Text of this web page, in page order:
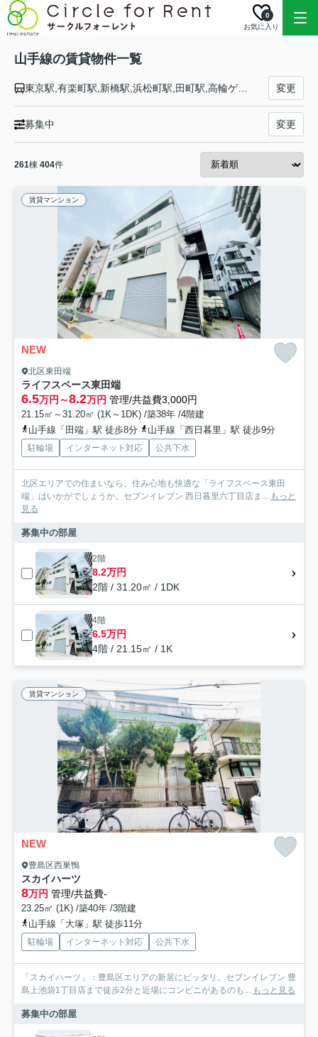
お気に入り
0
山手線の賃貸物件一覧
東京駅,有楽町駅,新橋駅,浜松町駅,田町駅,高輪ゲートウェイ駅,品川駅,大崎駅,五反田駅,目黒駅,恵比寿駅,渋谷駅,原宿駅,代々木駅,新宿駅,新大久保駅,高田馬場駅,目白駅,池袋駅,大塚駅,巣鴨駅,駒込駅,田端駅,西日暮里駅,日暮里駅,鶯谷駅,上野駅,御徒町駅,秋葉原駅,神田駅 変更
募集中 変更
261棟 404件
賃貸マンション
NEW
北区東田端
ライフスペース東田端
6.5万円～8.2万円 管理/共益費3,000円
21.15㎡～31.20㎡ (1K～1DK) /築38年 /4階建
山手線「田端」駅 徒歩8分
山手線「西日暮里」駅 徒歩9分
駐輪場 インターネット対応 公共下水
北区エリアでの住まいなら、住み心地も快適な「ライフスペース東田
端」はいかがでしょうか。セブンイレブン 西日暮里六丁目店ま... もっと
見る
募集中の部屋
2階
8.2万円
2階 / 31.20㎡ / 1DK
4階
6.5万円
4階 / 21.15㎡ / 1K
賃貸マンション
NEW
豊島区西巣鴨
スカイハーツ
8万円 管理/共益費-
23.25㎡ (1K) /築40年 /3階建
山手線「大塚」駅 徒歩11分
駐輪場 インターネット対応 公共下水
「スカイハーツ」：豊島区エリアの新居にピッタリ。セブンイレブン 豊
島上池袋1丁目店まで徒歩2分と近場にコンビニがあるのも... もっと見る
募集中の部屋